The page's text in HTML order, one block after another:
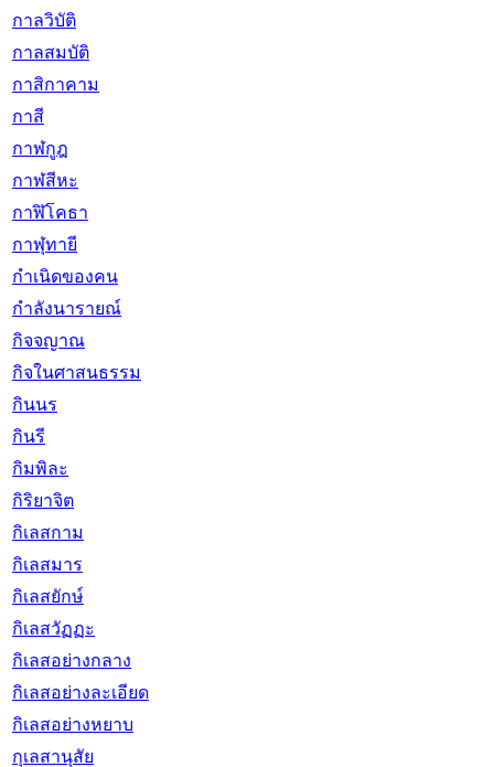
กาลวิบัติ
กาลสมบัติ
กาสิกาคาม
กาสี
กาฬกูฎ
กาฬสีหะ
กาฬิโคธา
กาฬุทายี
กำเนิดของคน
กำลังนารายณ์
กิจจญาณ
กิจในศาสนธรรม
กินนร
กินรี
กิมพิละ
กิริยาจิต
กิเลสกาม
กิเลสมาร
กิเลสยักษ์
กิเลสวัฏฏะ
กิเลสอย่างกลาง
กิเลสอย่างละเอียด
กิเลสอย่างหยาบ
กุเลสานุสัย